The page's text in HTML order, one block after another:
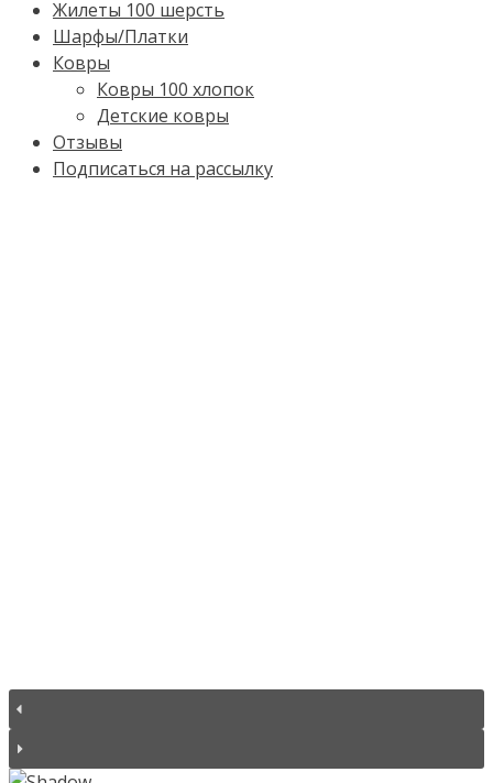
Жилеты 100 шерсть
Шарфы/Платки
Ковры
Ковры 100 хлопок
Детские ковры
Отзывы
Подписаться на рассылку